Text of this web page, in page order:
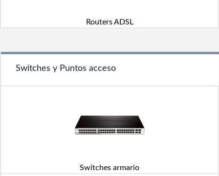
Routers ADSL
Switches y Puntos acceso
Switches armario